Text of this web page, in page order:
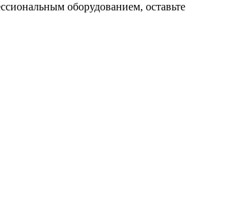
оборудованием, оставьте